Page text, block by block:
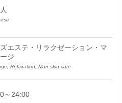
ズエステ・リラクゼーション・マ
ジ
Relaxation, Man skin care
～24:00